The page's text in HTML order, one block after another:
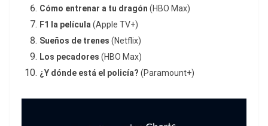
Cómo entrenar a tu dragón (HBO Max)
F1 la película (Apple TV+)
Sueños de trenes (Netflix)
Los pecadores (HBO Max)
¿Y dónde está el policía? (Paramount+)